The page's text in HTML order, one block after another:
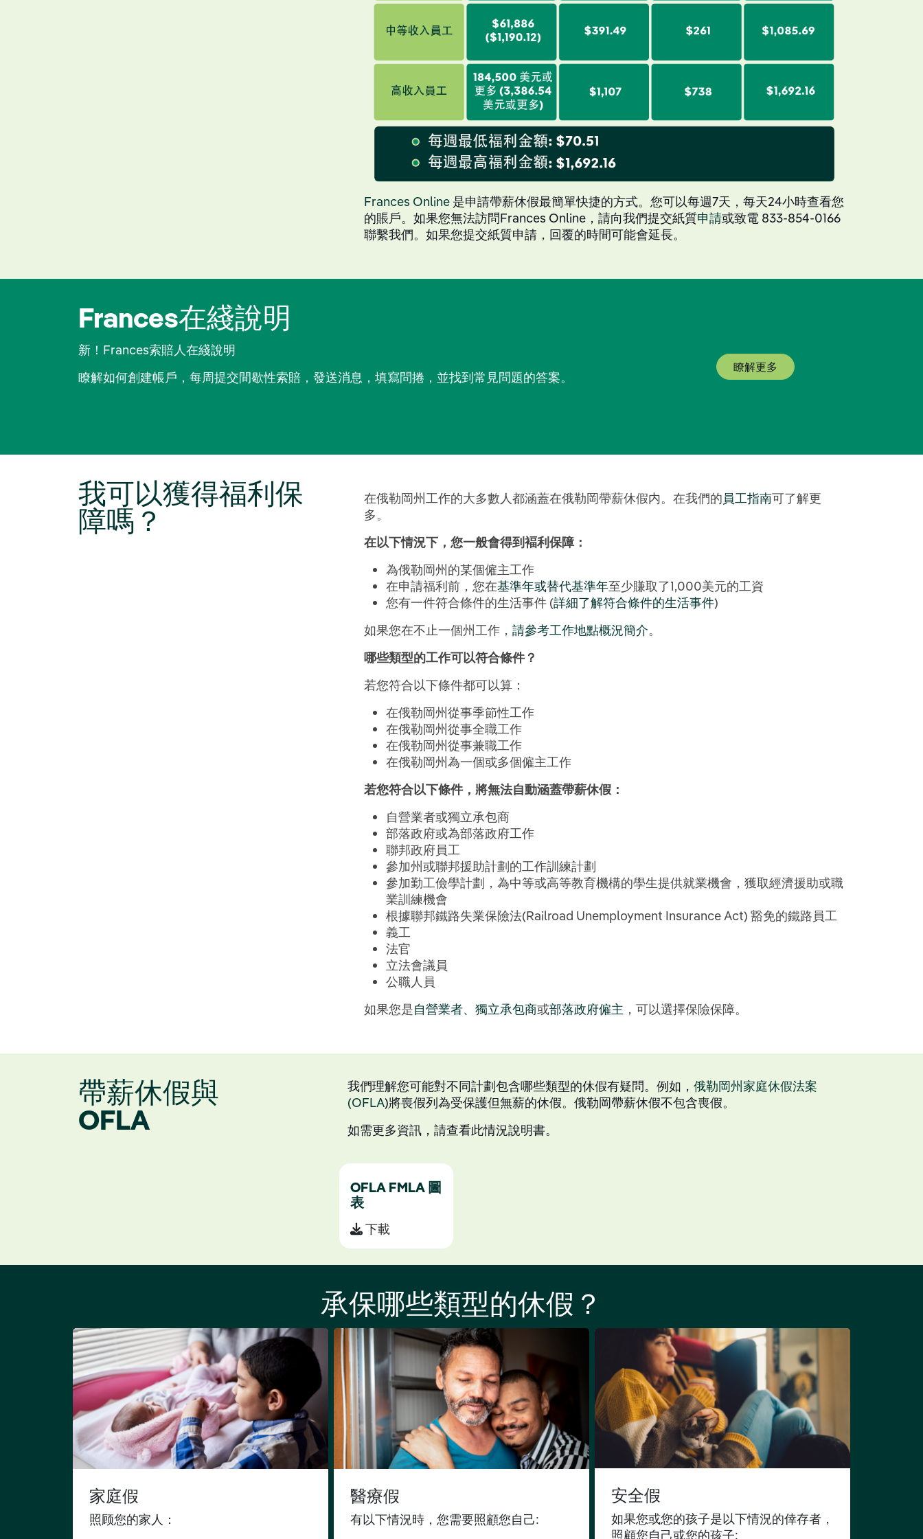
Frances Online 是申請帶薪休假最簡單快捷的方式。您可以每週7天，每天24小時查看您
的賬戶。如果您無法訪問Frances Online，請向我們提交紙質申請或致電 833-854-0166
聯繫我們。如果您提交紙質申請，回覆的時間可能會延長。
Frances在綫說明
新！Frances索賠人在綫說明
瞭解如何創建帳戶，每周提交間歇性索賠，發送消息，填寫問捲，並找到常見問題的答案。
瞭解更多
我可以獲得福利保
障嗎？
在俄勒岡州工作的大多數人都涵蓋在俄勒岡帶薪休假内。在我們的員工指南可了解更
多。
在以下情況下，您一般會得到褔利保障：
為俄勒岡州的某個僱主工作
在申請福利前，您在基準年或替代基準年至少賺取了1,000美元的工資
您有一件符合條件的生活事件 (詳細了解符合條件的生活事件)
如果您在不止一個州工作， 請參考工作地點概況簡介。
哪些類型的工作可以符合條件？
若您符合以下條件都可以算：
在俄勒岡州從事季節性工作
在俄勒岡州從事全職工作
在俄勒岡州從事兼職工作
在俄勒岡州為一個或多個僱主工作
若您符合以下條件，將無法自動涵蓋帶薪休假 ：
自營業者或獨立承包商
部落政府或為部落政府工作
聯邦政府員工
參加州或聯邦援助計劃的工作訓練計劃
參加勤工儉學計劃，為中等或高等教育機構的學生提供就業機會，獲取經濟援助或職
業訓練機會
根據聯邦鐵路失業保險法(Railroad Unemployment Insurance Act) 豁免的鐵路員工
義工
法官
立法會議員
公職人員
如果您是自營業者、獨立承包商或部落政府僱主 ，可以選擇保險保障。
帶薪休假與
OFLA
我們理解您可能對不同計劃包含哪些類型的休假有疑問。例如， 俄勒岡州家庭休假法案
(OFLA)將喪假列為受保護但無薪的休假。俄勒岡帶薪休假不包含喪假。
如需更多資訊，請查看此情況說明書。
OFLA FMLA 圖
表
下載
承保哪些類型的休假？
家庭假
照顾您的家人：
醫療假
有以下情況時，您需要照顧您自己:
安全假
如果您或您的孩子是以下情況的倖存者，
照顧您自己或您的孩子: